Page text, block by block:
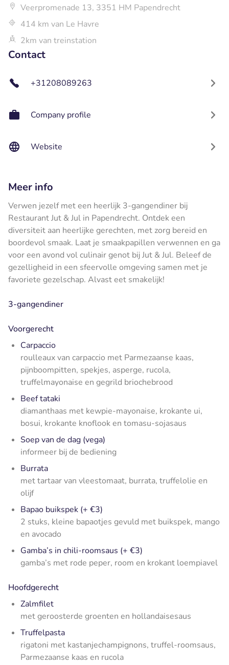
Veerpromenade 13, 3351 HM Papendrecht
414 km van Le Havre
2km van treinstation
Contact
+31208089263
Company profile
Website
Meer info
Verwen jezelf met een heerlijk 3-gangendiner bij
Restaurant Jut & Jul in Papendrecht. Ontdek een
diversiteit aan heerlijke gerechten, met zorg bereid en
boordevol smaak. Laat je smaakpapillen verwennen en ga
voor een avond vol culinair genot bij Jut & Jul. Beleef de
gezelligheid in een sfeervolle omgeving samen met je
favoriete gezelschap. Alvast eet smakelijk!
3-gangendiner
Voorgerecht
Carpaccio
roulleaux van carpaccio met Parmezaanse kaas,
pijnboompitten, spekjes, asperge, rucola,
truffelmayonaise en gegrild briochebrood
Beef tataki
diamanthaas met kewpie-mayonaise, krokante ui,
bosui, krokante knoflook en tomasu-sojasaus
Soep van de dag (vega)
informeer bij de bediening
Burrata
met tartaar van vleestomaat, burrata, truffelolie en
olijf
Bapao buikspek (+ €3)
2 stuks, kleine bapaotjes gevuld met buikspek, mango
en avocado
Gamba’s in chili-roomsaus (+ €3)
gamba’s met rode peper, room en krokant loempiavel
Hoofdgerecht
Zalmfilet
met geroosterde groenten en hollandaisesaus
Truffelpasta
rigatoni met kastanjechampignons, truffel-roomsaus,
Parmezaanse kaas en rucola